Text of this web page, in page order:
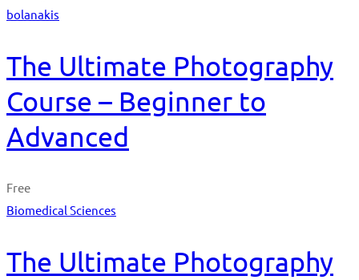
bolanakis
The Ultimate Photography
Course – Beginner to
Advanced
Free
Biomedical Sciences
The Ultimate Photography